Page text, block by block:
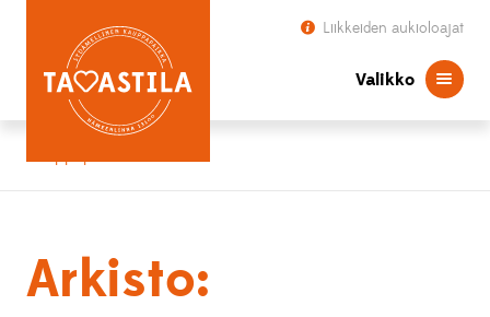
Liikkeiden aukioloajat
Valikko
Arkisto: